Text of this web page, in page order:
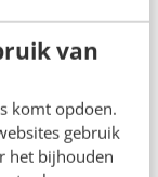
van
komt opdoen.
gebruik
het bijhouden
beter aan te
is
zou mooi
op de
weten het